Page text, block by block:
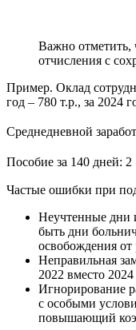
Важно отметить,
отчисления с
Пример. Оклад
год – 780 т.р., за 2024
Среднедневной
Пособие за 140 дней:
Частые ошибки при
Неучтенные дни
быть дни
освобождения от
Неправильная
2022 вместо
Игнорирование
с особыми
повышающий